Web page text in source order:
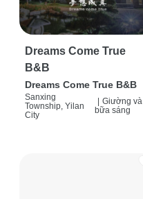
Dreams Come True
B&B
Dreams Come True B&B
Sanxing
Township, Yilan
City
Giường và
bữa sáng